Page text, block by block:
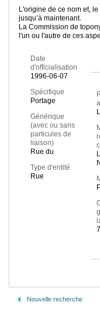
L'origine de ce nom et,
jusqu’à maintenant.
La Commission de
l'un ou l'autre de ces
Date
d'officialisation
1996-06-07
Spécifique
Portage
Générique
(avec ou sans
particules de
liaison)
Rue du
Type d'entité
Rue
Nouvelle recherche